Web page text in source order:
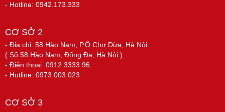
- Hotline: 0942.173.333
CƠ SỞ 2
- Địa chỉ: 58 Hào Nam, P.Ô Chợ Dừa, Hà Nội.
( Số 58 Hào Nam, Đống Đa, Hà Nội )
- Điện thoại: 0912.3333.96
- Hotline: 0973.003.023
CƠ SỞ 3